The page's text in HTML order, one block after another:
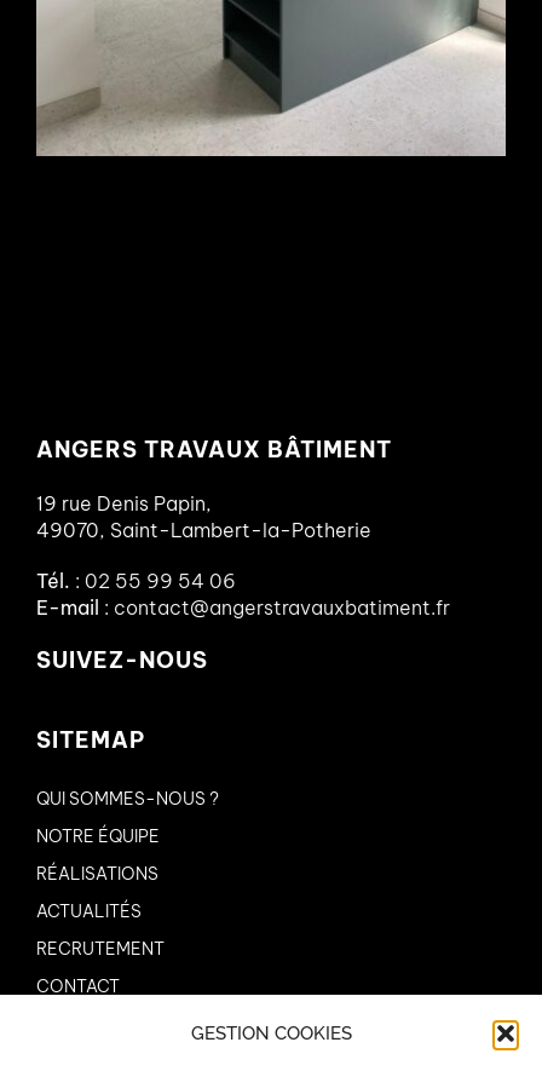
GESTION COOKIES
ANGERS TRAVAUX BÂTIMENT
19 rue Denis Papin,
49070, Saint-Lambert-la-Potherie
Tél. : 02 55 99 54 06
E-mail : contact@angerstravauxbatiment.fr
SUIVEZ-NOUS
SITEMAP
QUI SOMMES-NOUS ?
NOTRE ÉQUIPE
RÉALISATIONS
ACTUALITÉS
RECRUTEMENT
CONTACT